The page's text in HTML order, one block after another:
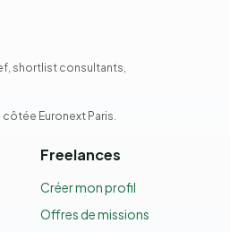
shortlist consultants,
Euronext Paris.
Freelances
Créer mon profil
Offres de missions